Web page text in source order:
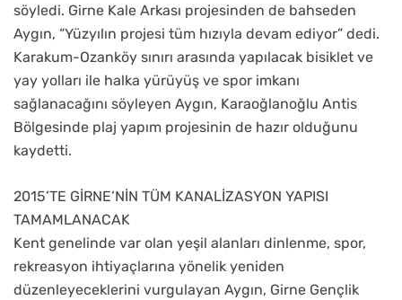
söyledi. Girne Kale Arkası projesinden de bahseden
Aygın, “Yüzyılın projesi tüm hızıyla devam ediyor” dedi.
Karakum-Ozanköy sınırı arasında yapılacak bisiklet ve
yay yolları ile halka yürüyüş ve spor imkanı
sağlanacağını söyleyen Aygın, Karaoğlanoğlu Antis
Bölgesinde plaj yapım projesinin de hazır olduğunu
kaydetti.
2015’TE GİRNE’NİN TÜM KANALİZASYON YAPISI
TAMAMLANACAK
Kent genelinde var olan yeşil alanları dinlenme, spor,
rekreasyon ihtiyaçlarına yönelik yeniden
düzenleyeceklerini vurgulayan Aygın, Girne Gençlik